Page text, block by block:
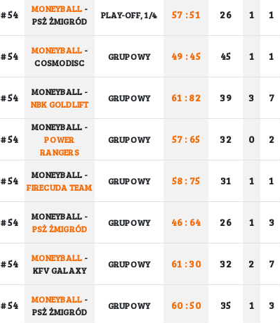
# 54 MONEYBALL -
PSŻ ŻMIGRÓD
PLAY-OFF, 1/4 57 : 51 26 1 1
# 54 MONEYBALL -
COSMODISC
GRUPOWY 49 : 45 45 1 1
# 54 MONEYBALL -
NBK GOLDLIFT
GRUPOWY 61 : 82 39 3 7
# 54
MONEYBALL -
POWER
RANGERS
GRUPOWY 57 : 65 32 0 2
# 54 MONEYBALL -
FIRECUDA TEAM
GRUPOWY 58 : 75 31 1 1
# 54 MONEYBALL -
PSŻ ŻMIGRÓD
GRUPOWY 46 : 64 26 1 3
# 54 MONEYBALL -
KFV GALAXY
GRUPOWY 61 : 30 32 2 7
# 54 MONEYBALL -
PSŻ ŻMIGRÓD
GRUPOWY 60 : 50 35 1 3